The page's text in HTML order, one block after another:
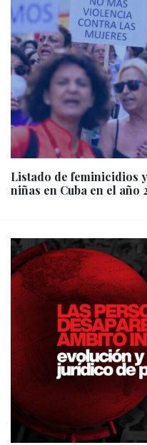
Listado de feminicidios
niñas en Cuba en el año